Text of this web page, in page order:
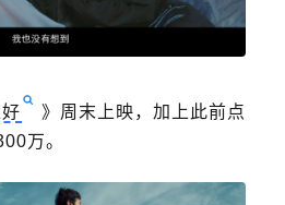
》周末上映，加上此前点
万。